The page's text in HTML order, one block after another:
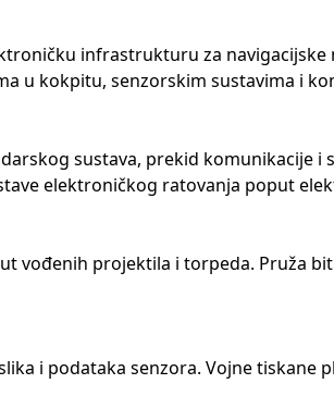
infrastrukturu za
u kokpitu, senzorskim sustavima i
sustava, prekid komunikacije
elektroničkog ratovanja poput
vođenih projektila i torpeda. Pruža
i podataka senzora. Vojne tiskane